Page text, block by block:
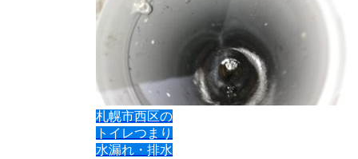
札幌市西区の
トイレつまり
水漏れ・排水